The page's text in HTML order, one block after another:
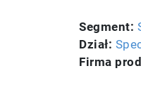
Segment:
Dział:
Firma